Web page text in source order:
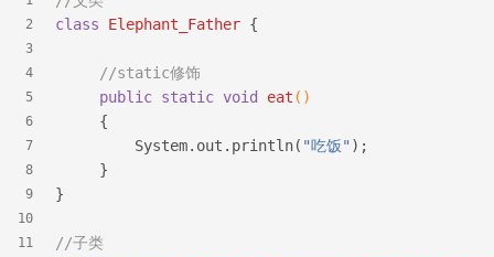
2
3
4
5
6
7
8
9
10
11
class
Elephant_Father {
//static修饰
public static void eat ()
{
         System.out.println(
"吃饭" );
     }
}
//子类